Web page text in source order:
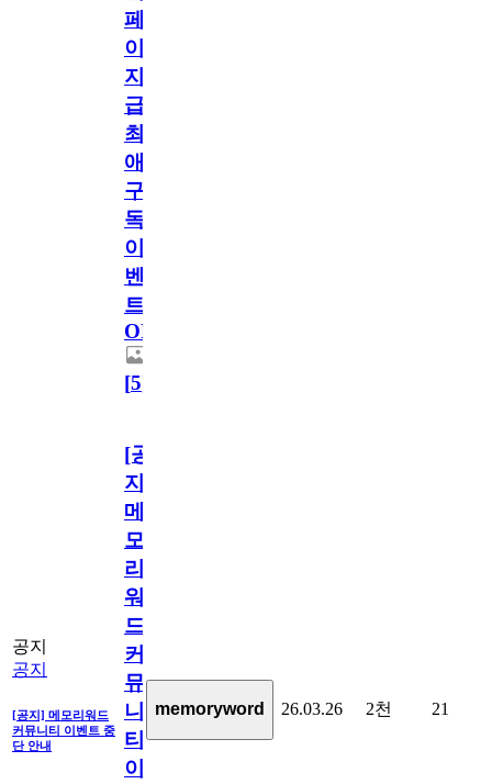
페
이
지
급!
최
애
구
독
이
벤
트
OPEN!
[5]
공지
공지
[공지] 메모리워드
커뮤니티 이벤트 중
단 안내
[공
지]
메
모
리
워
드
커
뮤
니
티
이
memoryword 26.03.26 2천 21